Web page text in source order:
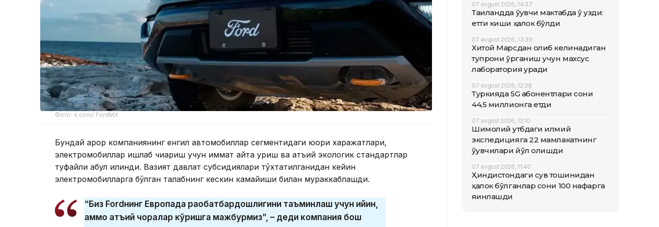
Фото: x.com/ FordMX
Бундай қарор компаниянинг енгил автомобиллар сегментидаги юқори харажатлари,
электромобиллар ишлаб чиқариш учун қиммат қайта қуриш ва қатъий экологик стандартлар
туфайли қабул қилинди. Вазият давлат субсидиялари тўхтатилганидан кейин
электромобилларга бўлган талабнинг кескин камайиши билан мураккаблашди.
“Биз Fordнинг Европада рақобатбардошлигини таъминлаш учун қийин,
аммо қатъий чоралар кўришга мажбурмиз”, – деди компания бош
07 avgust 2026, 14:37
Таиландда ўқувчи мактабда ўқ узди:
етти киши ҳалок бўлди
07 avgust 2026, 13:39
Хитой Марсдан олиб келинадиган
тупроқни ўрганиш учун махсус
лаборатория қуради
07 avgust 2026, 12:38
Туркияда 5G абонентлари сони
44,5 миллионга етди
07 avgust 2026, 12:10
Шимолий қутбдаги илмий
экспедицияга 22 мамлакатнинг
ўқувчилари йўл олишди
07 avgust 2026, 11:40
Ҳиндистондаги сув тошқинидан
ҳалок бўлганлар сони 100 нафарга
яқинлашди